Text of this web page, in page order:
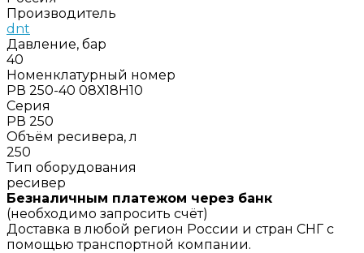
Производитель
dnt
Давление, бар
40
Номенклатурный номер
РВ 250-40 08Х18Н10
Серия
РВ 250
Объём ресивера, л
250
Тип оборудования
ресивер
Безналичным платежом через банк
(необходимо запросить счёт)
Доставка в любой регион России и стран СНГ с
помощью транспортной компании.